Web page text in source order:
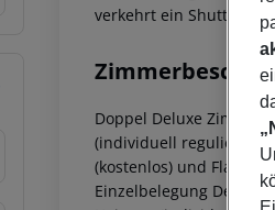
verkehrt ein Shuttle
Doppel Deluxe Zimmer
(individuell regulierbar),
(kostenlos) und
Einzelbelegung Deluxe